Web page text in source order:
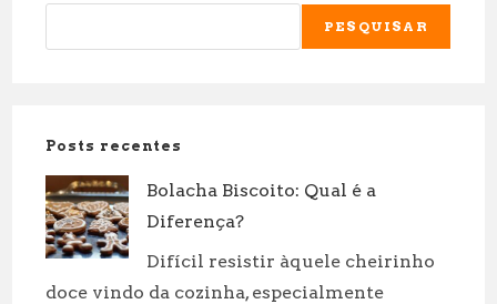
PESQUISAR
Posts recentes
Bolacha Biscoito: Qual é a
Diferença?
Difícil resistir àquele cheirinho
doce vindo da cozinha, especialmente